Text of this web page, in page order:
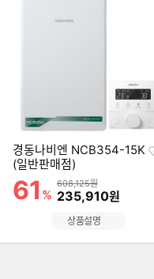
경동나비엔 NCB354-15K
(일반판매점)
할인률
61 %
상품금액
608,125원
할인금액
235,910원
상품설명